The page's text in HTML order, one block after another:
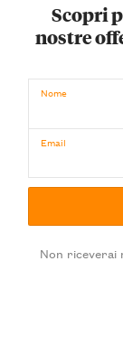
Scopri
nostre
Nome
Email
Non riceverai